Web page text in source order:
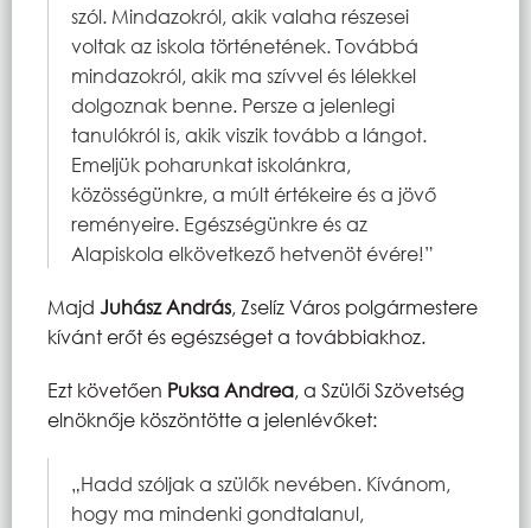
szól. Mindazokról, akik valaha részesei
voltak az iskola történetének. Továbbá
mindazokról, akik ma szívvel és lélekkel
dolgoznak benne. Persze a jelenlegi
tanulókról is, akik viszik tovább a lángot.
Emeljük poharunkat iskolánkra,
közösségünkre, a múlt értékeire és a jövő
reményeire. Egészségünkre és az
Alapiskola elkövetkező hetvenöt évére!”
Majd Juhász András, Zselíz Város polgármestere
kívánt erőt és egészséget a továbbiakhoz.
Ezt követően Puksa Andrea, a Szülői Szövetség
elnöknője köszöntötte a jelenlévőket:
„Hadd szóljak a szülők nevében. Kívánom,
hogy ma mindenki gondtalanul,